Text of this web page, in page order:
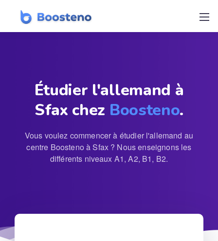
Étudier l'allemand à
Sfax chez Boosteno.
Vous voulez commencer à étudier l'allemand au
centre Boosteno à Sfax ? Nous enseignons les
différents niveaux A1, A2, B1, B2.